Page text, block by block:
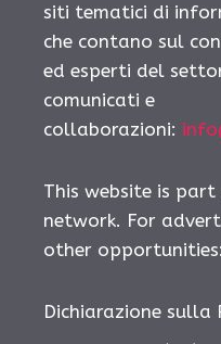
siti tematici di
che contano sul
ed esperti del
comunicati e
collaborazioni:
This website is
network. For
other opportunities:
Dichiarazione sulla